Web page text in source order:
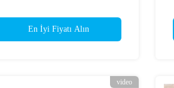
En İyi Fiyatı Alın
video